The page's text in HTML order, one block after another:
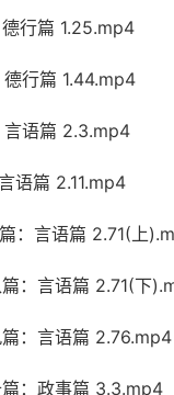
行篇 1.25.mp4
行篇 1.44.mp4
言语篇 2.3.mp4
语篇 2.11.mp4
：言语篇 2.71(上
：言语篇 2.71(下
篇：言语篇 2.76.mp4
篇：政事篇 3.3.mp4